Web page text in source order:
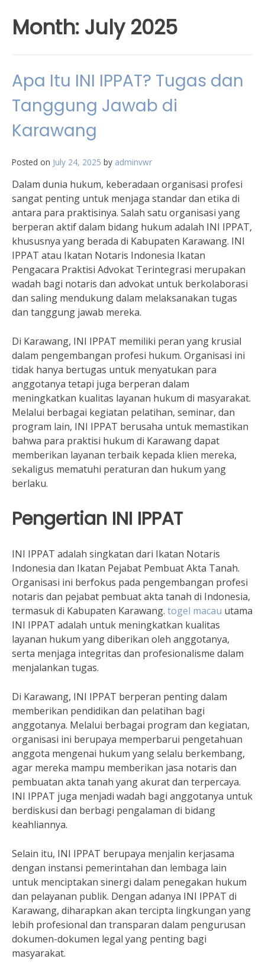
Month: July 2025
Apa Itu INI IPPAT? Tugas dan
Tanggung Jawab di
Karawang
Posted on July 24, 2025 by adminvwr
Dalam dunia hukum, keberadaan organisasi profesi
sangat penting untuk menjaga standar dan etika di
antara para praktisinya. Salah satu organisasi yang
berperan aktif dalam bidang hukum adalah INI IPPAT,
khususnya yang berada di Kabupaten Karawang. INI
IPPAT atau Ikatan Notaris Indonesia Ikatan
Pengacara Praktisi Advokat Terintegrasi merupakan
wadah bagi notaris dan advokat untuk berkolaborasi
dan saling mendukung dalam melaksanakan tugas
dan tanggung jawab mereka.
Di Karawang, INI IPPAT memiliki peran yang krusial
dalam pengembangan profesi hukum. Organisasi ini
tidak hanya bertugas untuk menyatukan para
anggotanya tetapi juga berperan dalam
meningkatkan kualitas layanan hukum di masyarakat.
Melalui berbagai kegiatan pelatihan, seminar, dan
program lain, INI IPPAT berusaha untuk memastikan
bahwa para praktisi hukum di Karawang dapat
memberikan layanan terbaik kepada klien mereka,
sekaligus mematuhi peraturan dan hukum yang
berlaku.
Pengertian INI IPPAT
INI IPPAT adalah singkatan dari Ikatan Notaris
Indonesia dan Ikatan Pejabat Pembuat Akta Tanah.
Organisasi ini berfokus pada pengembangan profesi
notaris dan pejabat pembuat akta tanah di Indonesia,
termasuk di Kabupaten Karawang. togel macau utama
INI IPPAT adalah untuk meningkatkan kualitas
layanan hukum yang diberikan oleh anggotanya,
serta menjaga integritas dan profesionalisme dalam
menjalankan tugas.
Di Karawang, INI IPPAT berperan penting dalam
memberikan pendidikan dan pelatihan bagi
anggotanya. Melalui berbagai program dan kegiatan,
organisasi ini berupaya memperbarui pengetahuan
anggota mengenai hukum yang selalu berkembang,
agar mereka mampu memberikan jasa notaris dan
pembuatan akta tanah yang akurat dan terpercaya.
INI IPPAT juga menjadi wadah bagi anggotanya untuk
berdiskusi dan berbagi pengalaman di bidang
keahliannya.
Selain itu, INI IPPAT berupaya menjalin kerjasama
dengan instansi pemerintahan dan lembaga lain
untuk menciptakan sinergi dalam penegakan hukum
dan pelayanan publik. Dengan adanya INI IPPAT di
Karawang, diharapkan akan tercipta lingkungan yang
lebih profesional dan transparan dalam pengurusan
dokumen-dokumen legal yang penting bagi
masyarakat.